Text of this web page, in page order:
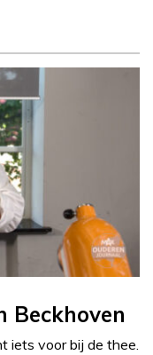
Beckhoven
iets voor bij de thee.